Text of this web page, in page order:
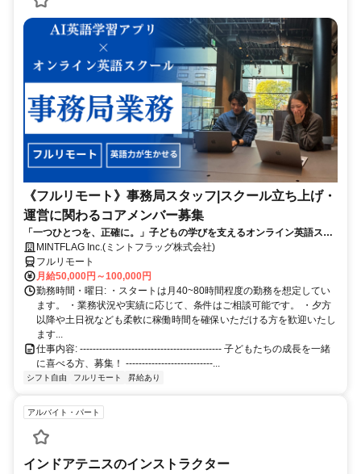
《フルリモート》事務局スタッフ|スクール立ち上げ・
運営に関わるコアメンバー募集
「一つひとつを、正確に。」子どもの学びを支えるオンライン英語スク
ール事務局《フルリモート》
MINTFLAG Inc.(ミントフラッグ株式会社)
フルリモート
月給50,000円～100,000円
勤務時間・曜日: ・スタートは月40~80時間程度の勤務を想定してい
ます。 ・業務状況や実績に応じて、条件はご相談可能です。 ・夕方
以降や土日祝なども柔軟に稼働時間を確保いただける方を歓迎いたし
ます...
仕事内容: -------------------------------------------- 子どもたちの成長を一緒
に喜べる方、募集！ ---------------------------...
シフト自由 フルリモート 昇給あり
アルバイト・パート
インドアテニスのインストラクター